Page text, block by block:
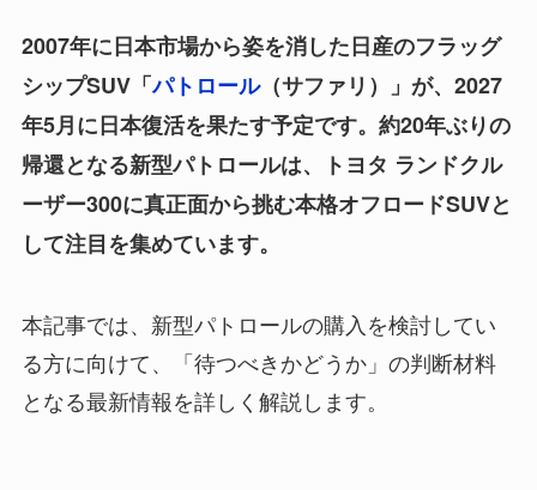
2007年に日本市場から姿を消した日産のフラッグ
シップSUV「パトロール（サファリ）」が、2027
年5月に日本復活を果たす予定です。約20年ぶりの
帰還となる新型パトロールは、トヨタ ランドクル
ーザー300に真正面から挑む本格オフロードSUVと
して注目を集めています。
本記事では、新型パトロールの購入を検討してい
る方に向けて、「待つべきかどうか」の判断材料
となる最新情報を詳しく解説します。